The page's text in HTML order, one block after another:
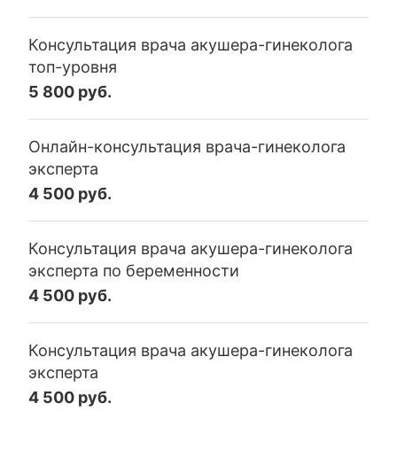
Консультация врача акушера-гинеколога
топ-уровня
5 800 руб.
Онлайн-консультация врача-гинеколога
эксперта
4 500 руб.
Консультация врача акушера-гинеколога
эксперта по беременности
4 500 руб.
Консультация врача акушера-гинеколога
эксперта
4 500 руб.